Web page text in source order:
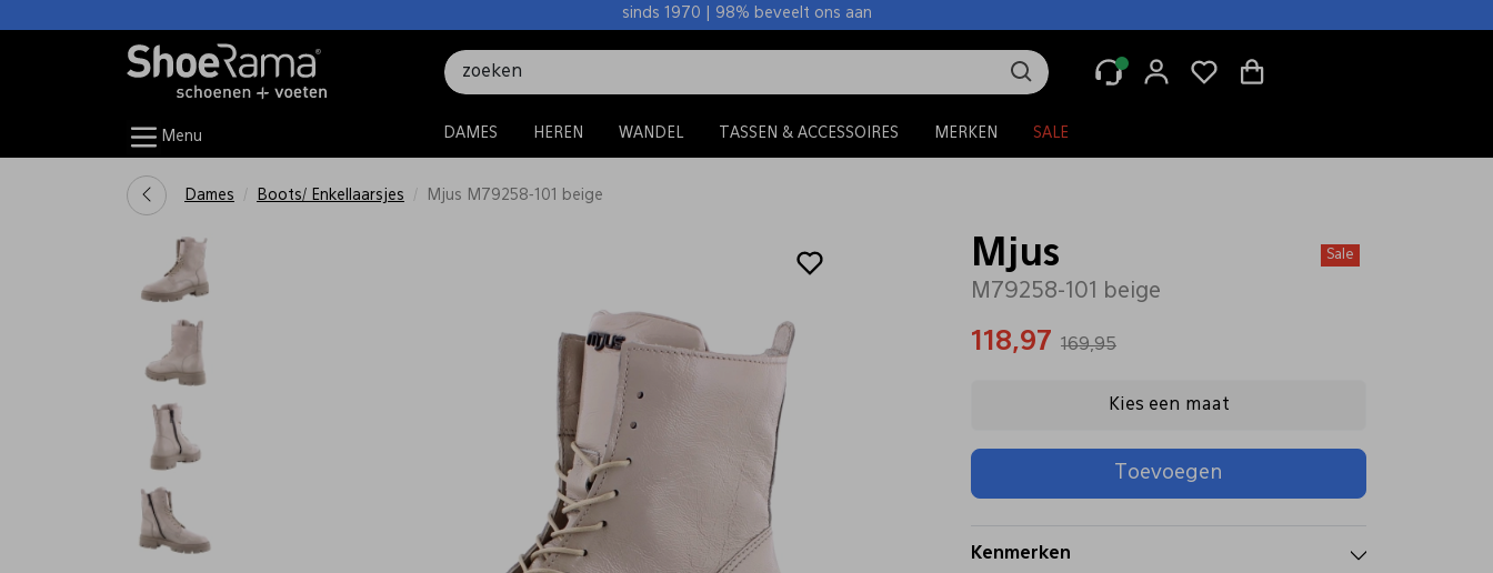
sinds 1970 | 98% beveelt ons aan
Menu DAMES HEREN WANDEL TASSEN & ACCESSOIRES MERKEN SALE
Dames Boots/ Enkellaarsjes Mjus M79258-101 beige
Mjus
M79258-101 beige
Sale
118,97 169,95
Kies een maat
Toevoegen
Kenmerken